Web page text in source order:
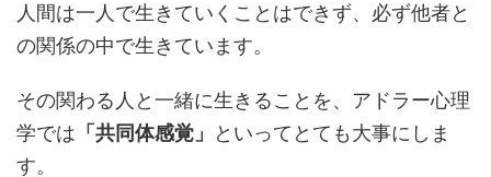
人間は一人で生きていくことはできず、必ず他者と
の関係の中で生きています。
その関わる人と一緒に生きることを、アドラー心理
学では 「共同体感覚」
といってとても大事にしま
す。